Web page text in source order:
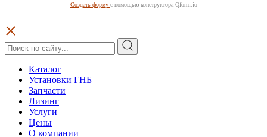
Создать форму с помощью конструктора Qform.io
Каталог
Установки ГНБ
Запчасти
Лизинг
Услуги
Цены
О компании